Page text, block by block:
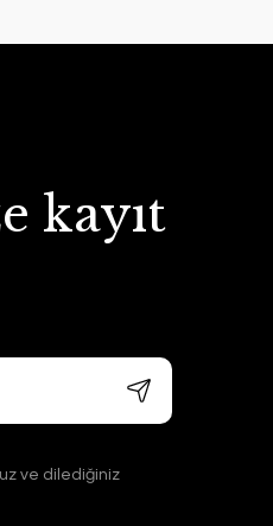
kayıt
ve dilediğiniz